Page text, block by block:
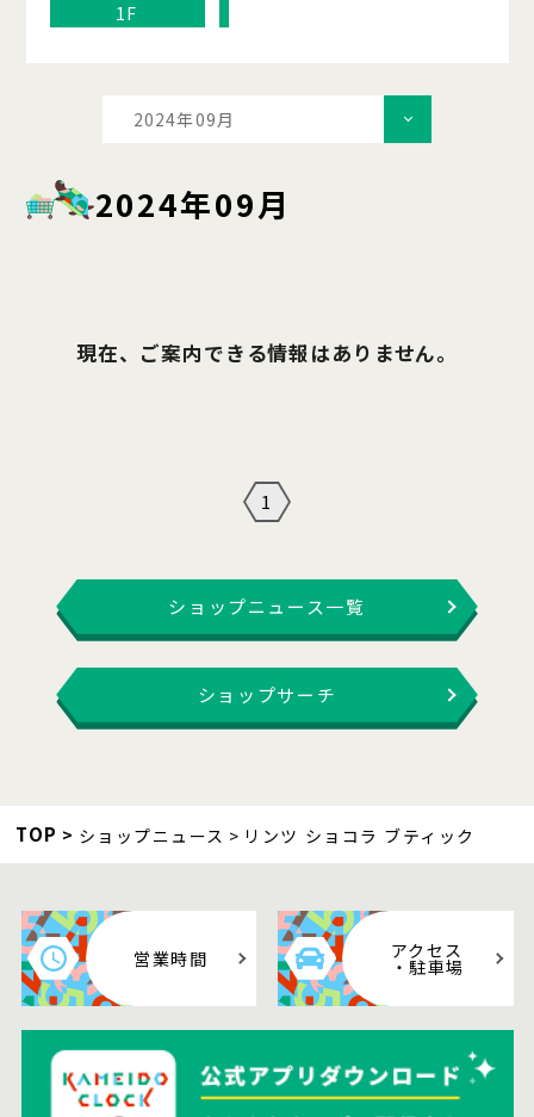
1F
2024年09月
2024年09月
現在、ご案内できる情報はありません。
1
ショップニュース一覧
ショップサーチ
TOP ショップニュース リンツ ショコラ ブティック
営業時間 アクセス
・駐車場